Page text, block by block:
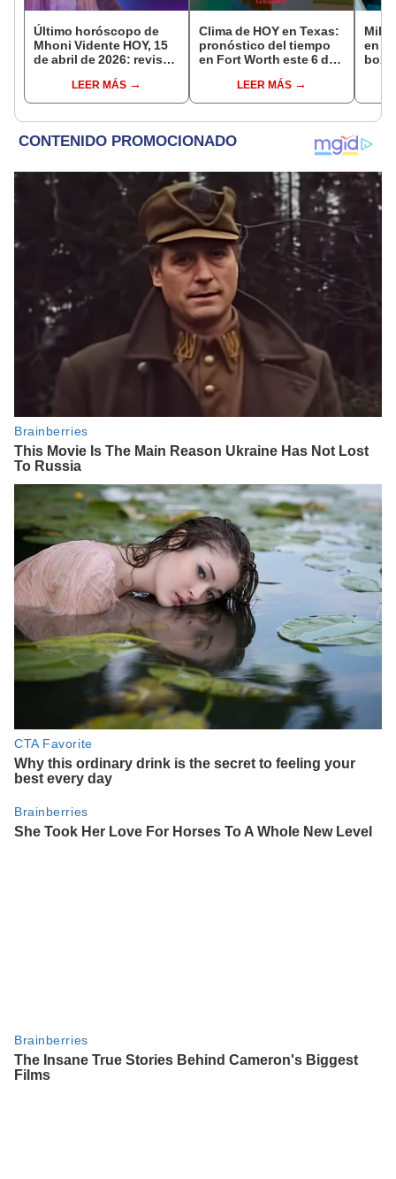
Último horóscopo de
Mhoni Vidente HOY, 15
de abril de 2026: revisa
signo y entérate si te
espera un día
LEER MÁS
Clima de HOY en Texas:
pronóstico del tiempo
en Fort Worth este 6 de
LEER MÁS
Mike
en